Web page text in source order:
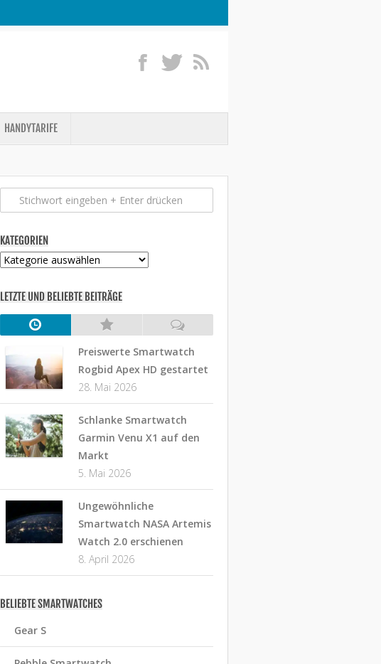
HANDYTARIFE
KATEGORIEN
Kategorien
LETZTE UND BELIEBTE BEITRÄGE
Preiswerte Smartwatch
Rogbid Apex HD gestartet
28. Mai 2026
Schlanke Smartwatch
Garmin Venu X1 auf den
Markt
5. Mai 2026
Ungewöhnliche
Smartwatch NASA Artemis
Watch 2.0 erschienen
8. April 2026
BELIEBTE SMARTWATCHES
Gear S